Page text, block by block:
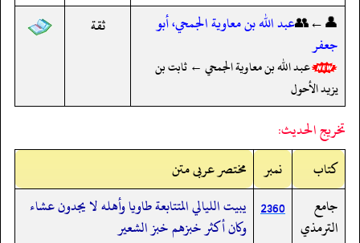
👤←👥عبد الله بن معاوية الجمحي، أبو
جعفر
عبد الله بن معاوية الجمحي ← ثابت بن
يزيد الأحول
ثقة
تخريج الحديث:
کتاب
نمبر
مختصر عربی متن
جامع
الترمذي
2360 يبيت الليالي المتتابعة طاويا وأهله لا يجدون عشاء
وكان أكثر خبزهم خبز الشعير